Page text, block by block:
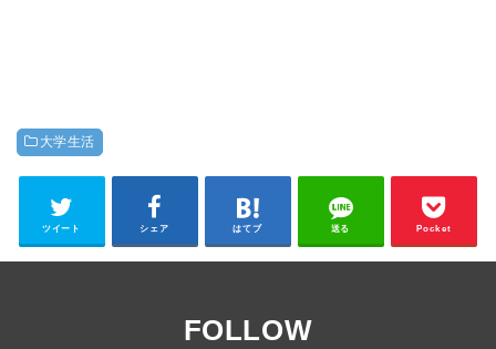
大学生活
ツイート シェア はてブ 送る Pocket
FOLLOW